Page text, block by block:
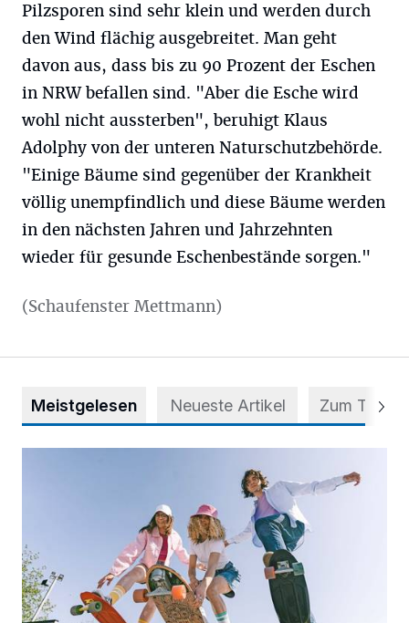
Pilzsporen sind sehr klein und werden durch
den Wind flächig ausgebreitet. Man geht
davon aus, dass bis zu 90 Prozent der Eschen
in NRW befallen sind. "Aber die Esche wird
wohl nicht aussterben", beruhigt Klaus
Adolphy von der unteren Naturschutzbehörde.
"Einige Bäume sind gegenüber der Krankheit
völlig unempfindlich und diese Bäume werden
in den nächsten Jahren und Jahrzehnten
wieder für gesunde Eschenbestände sorgen."
(Schaufenster Mettmann)
Meistgelesen Neueste Artikel Zum Thema